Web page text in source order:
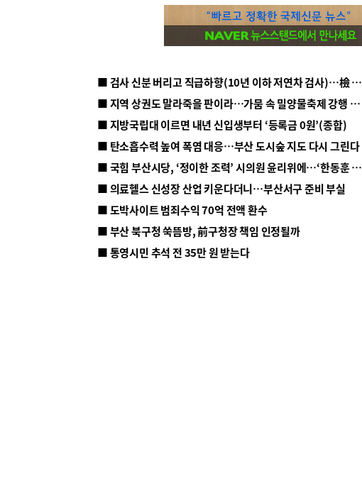
■ 검사 신분 버리고 직급하향(10년 이하 저연차 검사)…檢 중수청행 기피
■ 지역 상권도 말라죽을 판이라…가뭄 속 밀양물축제 강행 논란
■ 지방국립대 이르면 내년 신입생부터 ‘등록금 0원’(종합)
■ 탄소흡수력 높여 폭염 대응…부산 도시숲 지도 다시 그린다
■ 국힘 부산시당, ‘정이한 조력’ 시의원 윤리위에…‘한동훈 지지’도 신고접수
■ 의료헬스 신성장 산업 키운다더니…부산서구 준비 부실
■ 도박사이트 범죄수익 70억 전액 환수
■ 부산 북구청 쑥뜸방, 前구청장 책임 인정될까
■ 통영시민 추석 전 35만 원 받는다